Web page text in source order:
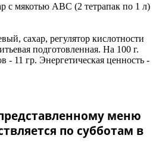
с мякотью ABC (2 тетрапак по 1 л)
сахар, регулятор кислотности
подготовленная. На 100 г.
- 11 гр. Энергетическая ценность -
меню
по субботам в